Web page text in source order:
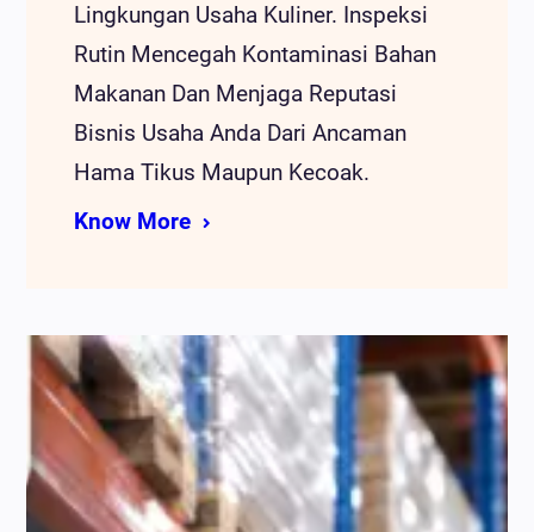
Lingkungan Usaha Kuliner. Inspeksi
Rutin Mencegah Kontaminasi Bahan
Makanan Dan Menjaga Reputasi
Bisnis Usaha Anda Dari Ancaman
Hama Tikus Maupun Kecoak.
Know More